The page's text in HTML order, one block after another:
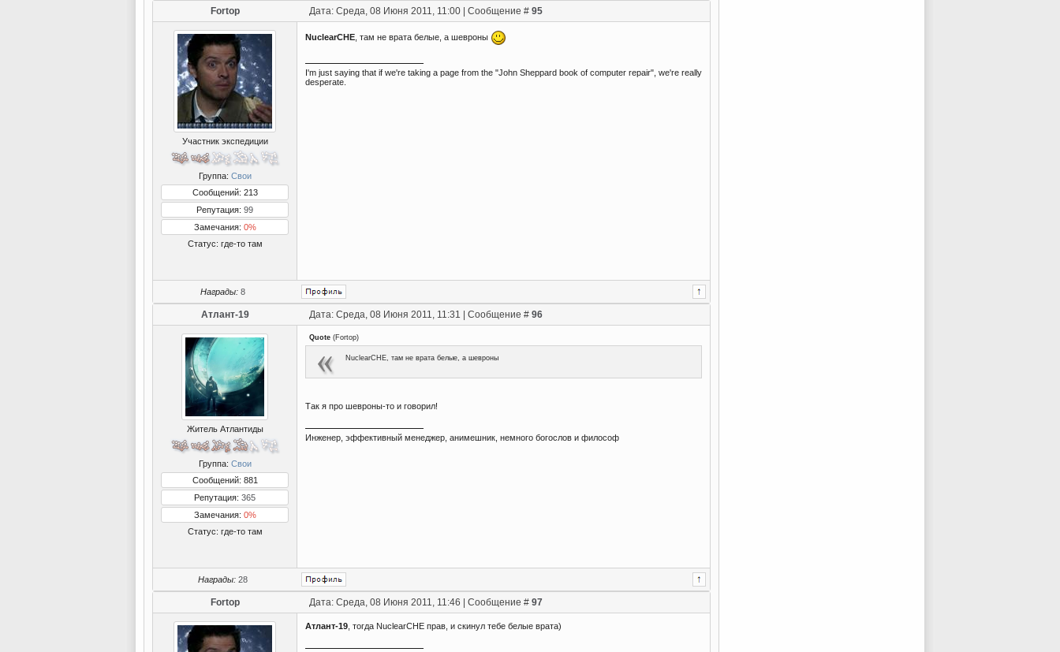
Fortop Дата: Среда, 08 Июня 2011, 11:00 | Сообщение # 95
Участник экспедиции
Группа: Свои
Сообщений: 213
Репутация: 99
Замечания: 0%
Статус: где-то там
NuclearCHE , там не врата белые, а шевроны
I'm just saying that if we're taking a page from the "John Sheppard book of computer repair", we're really
desperate.
Награды: 8
Атлант-19 Дата: Среда, 08 Июня 2011, 11:31 | Сообщение # 96
Житель Атлантиды
Группа: Свои
Сообщений: 881
Репутация: 365
Замечания: 0%
Статус: где-то там
Quote (Fortop)
NuclearCHE, там не врата белые, а шевроны
Так я про шевроны-то и говорил!
Инженер, эффективный менеджер, анимешник, немного богослов и философ
Награды: 28
Fortop Дата: Среда, 08 Июня 2011, 11:46 | Сообщение # 97
Атлант-19 , тогда NuclearCHE прав, и скинул тебе белые врата)